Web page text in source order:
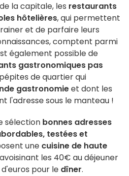
de la capitale, les restaurants
hôtelières, qui permettent
et de parfaire leurs
comptent parmi
également possible de
gastronomiques pas
de quartier qui
gastronomieet dont les
l'adresse sous le manteau !
sélection bonnes adresses
testées et
une cuisine de haute
les 40€ au déjeuner
pour le dîner.